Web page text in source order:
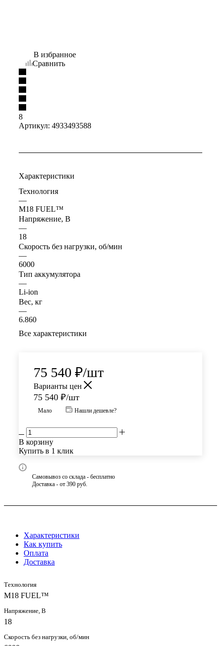
В избранное
Сравнить
8
Артикул: 4933493588
Характеристики
Технология
—
M18 FUEL™
Напряжение, В
—
18
Скорость без нагрузки, об/мин
—
6000
Тип аккумулятора
—
Li-ion
Вес, кг
—
6.860
Все характеристики
75 540 ₽/шт
Варианты цен
75 540 ₽/шт
Мало Нашли дешевле?
В корзину
Купить в 1 клик
Самовывоз со склада - бесплатно
Доставка - от 390 руб.
Характеристики
Как купить
Оплата
Доставка
Технология
M18 FUEL™
Напряжение, В
18
Скорость без нагрузки, об/мин